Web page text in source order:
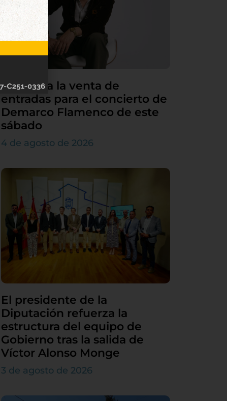
Continúa la venta de
entradas para el concierto de
Demarco Flamenco de este
sábado
4 de agosto de 2026
El presidente de la
Diputación refuerza la
estructura del equipo de
Gobierno tras la salida de
Víctor Alonso Monge
3 de agosto de 2026